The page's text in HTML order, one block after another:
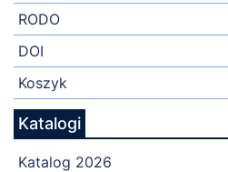
RODO
DOI
Koszyk
Katalogi
Katalog 2026